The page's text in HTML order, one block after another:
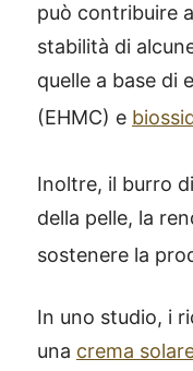
può contribuire
stabilità di
quelle a base di
(EHMC) e
Inoltre, il burro
della pelle, la
sostenere la
In uno studio, i
una crema